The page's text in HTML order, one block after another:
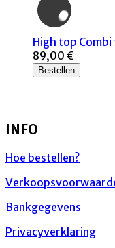
High top
89,00 €
Bestellen
INFO
Hoe bestellen?
Bankgegevens
Privacyverklaring